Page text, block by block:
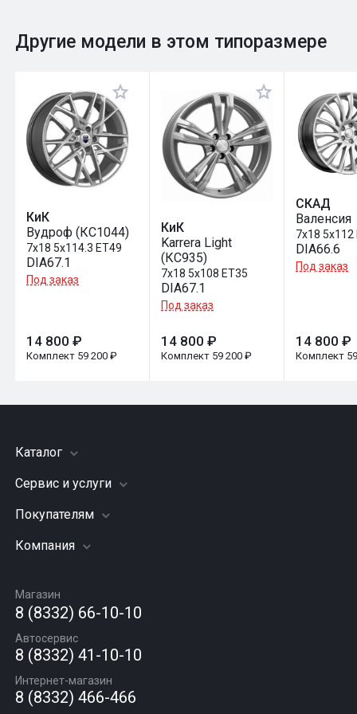
Оставить отзыв
Общий рейтинг 0
Другие модели в этом типоразмере
КиК
Вудроф (КС1044)
7x18 5x114.3 ET49
DIA67.1
Под заказ
14 800 ₽
Комплект 59 200 ₽
КиК
Karrera Light
(КС935)
7x18 5x108 ET35
DIA67.1
Под заказ
14 800 ₽
Комплект 59 200 ₽
СКАД
Валенсия
7x18 5x112
DIA66.6
Под заказ
14 800 ₽
Комплект
Каталог
Шины
Грузовые шины
Диски
Автомасла
Сервис и услуги
Заправка кондиционера
Подвеска (ходовая часть)
Шиномонтаж
Покупателям
Акции
Гарантии и возврат
Компания
Вакансии
Новости
Статьи
Контакты
Магазин
8 (8332) 66-10-10
Автосервис
8 (8332) 41-10-10
Интернет-магазин
8 (8332) 466-466